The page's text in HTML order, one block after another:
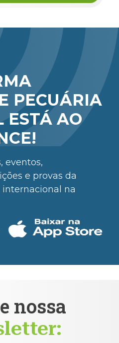
PECUÁRIA
ESTÁ AO
eventos,
e provas da
na
nossa